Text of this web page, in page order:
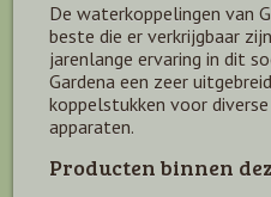
De waterkoppelingen van
beste die er verkrijgbaar
jarenlange ervaring in dit
Gardena een zeer
koppelstukken voor
apparaten.
Producten binnen